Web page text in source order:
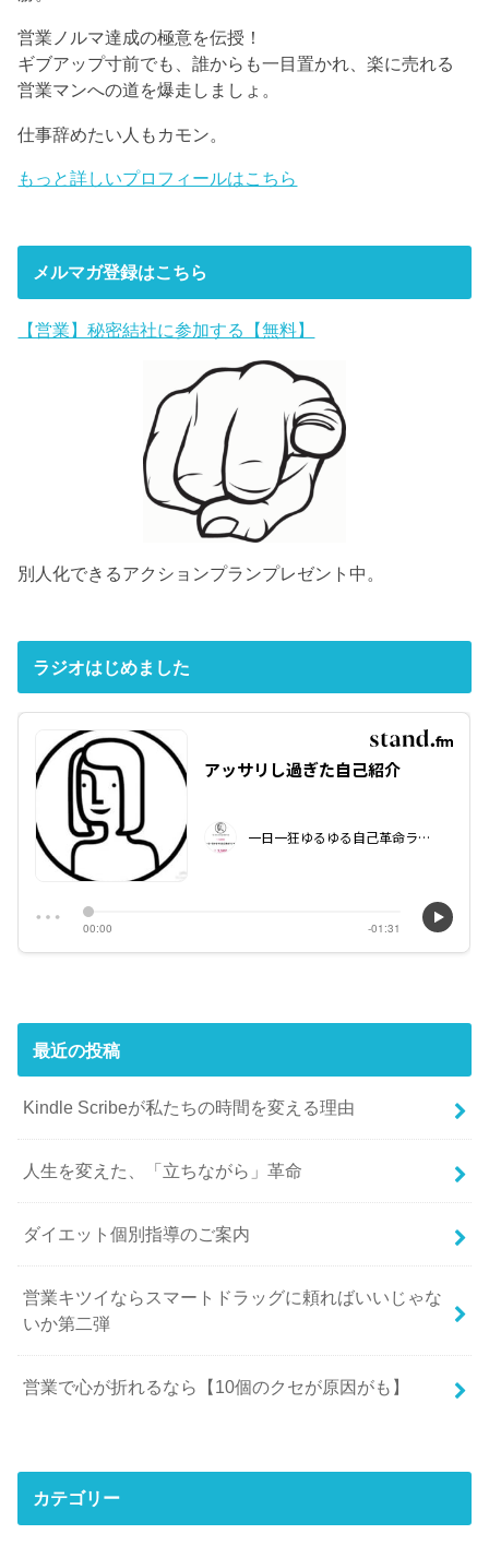
営業ノルマ達成の極意を伝授！
ギブアップ寸前でも、誰からも一目置かれ、楽に売れる
営業マンへの道を爆走しましょ。
仕事辞めたい人もカモン。
もっと詳しいプロフィールはこちら
メルマガ登録はこちら
【営業】秘密結社に参加する【無料】
別人化できるアクションプランプレゼント中。
ラジオはじめました
最近の投稿
Kindle Scribeが私たちの時間を変える理由
人生を変えた、「立ちながら」革命
ダイエット個別指導のご案内
営業キツイならスマートドラッグに頼ればいいじゃな
いか第二弾
営業で心が折れるなら【10個のクセが原因がも】
カテゴリー